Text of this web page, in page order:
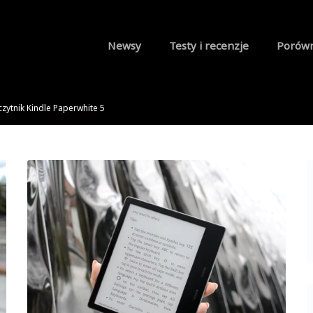
Newsy Testy i recenzje
Kindle Paperwhite 5